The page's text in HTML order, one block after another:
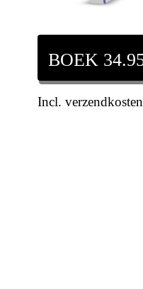
Incl. verzendkosten